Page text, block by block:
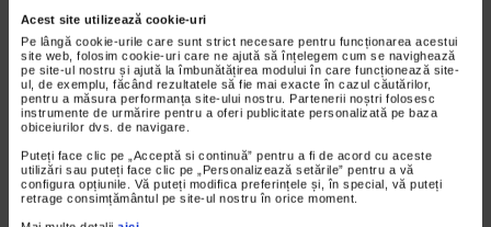
Acest site utilizează cookie-uri
Pe lângă cookie-urile care sunt strict necesare pentru funcționarea acestui
site web, folosim cookie-uri care ne ajută să înțelegem cum se navighează
pe site-ul nostru și ajută la îmbunătățirea modului în care funcționează site-
ul, de exemplu, făcând rezultatele să fie mai exacte în cazul căutărilor,
pentru a măsura performanța site-ului nostru. Partenerii noștri folosesc
instrumente de urmărire pentru a oferi publicitate personalizată pe baza
obiceiurilor dvs. de navigare.
Puteți face clic pe „Acceptă si continuă” pentru a fi de acord cu aceste
utilizări sau puteți face clic pe „Personalizează setările” pentru a vă
configura opțiunile. Vă puteți modifica preferințele și, în special, vă puteți
retrage consimțământul pe site-ul nostru în orice moment.
Vedixin Max
101.798 vizualizari
VIDEO